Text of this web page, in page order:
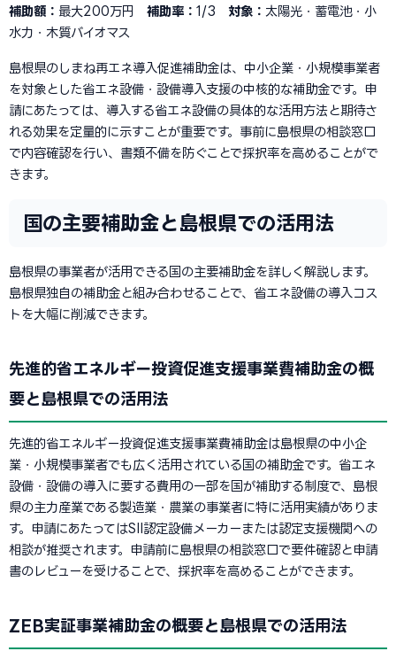
補助額： 最大200万円 補助率： 1/3 対象： 太陽光・蓄電池・小
水力・木質バイオマス
島根県のしまね再エネ導入促進補助金は、中小企業・小規模事業者
を対象とした省エネ設備・設備導入支援の中核的な補助金です。申
請にあたっては、導入する省エネ設備の具体的な活用方法と期待さ
れる効果を定量的に示すことが重要です。事前に島根県の相談窓口
で内容確認を行い、書類不備を防ぐことで採択率を高めることがで
きます。
国の主要補助金と島根県での活用法
島根県の事業者が活用できる国の主要補助金を詳しく解説します。
島根県独自の補助金と組み合わせることで、省エネ設備の導入コス
トを大幅に削減できます。
先進的省エネルギー投資促進支援事業費補助金の概
要と島根県での活用法
先進的省エネルギー投資促進支援事業費補助金は島根県の中小企
業・小規模事業者でも広く活用されている国の補助金です。省エネ
設備・設備の導入に要する費用の一部を国が補助する制度で、島根
県の主力産業である製造業・農業の事業者に特に活用実績がありま
す。申請にあたってはSII認定設備メーカーまたは認定支援機関への
相談が推奨されます。申請前に島根県の相談窓口で要件確認と申請
書のレビューを受けることで、採択率を高めることができます。
ZEB実証事業補助金の概要と島根県での活用法